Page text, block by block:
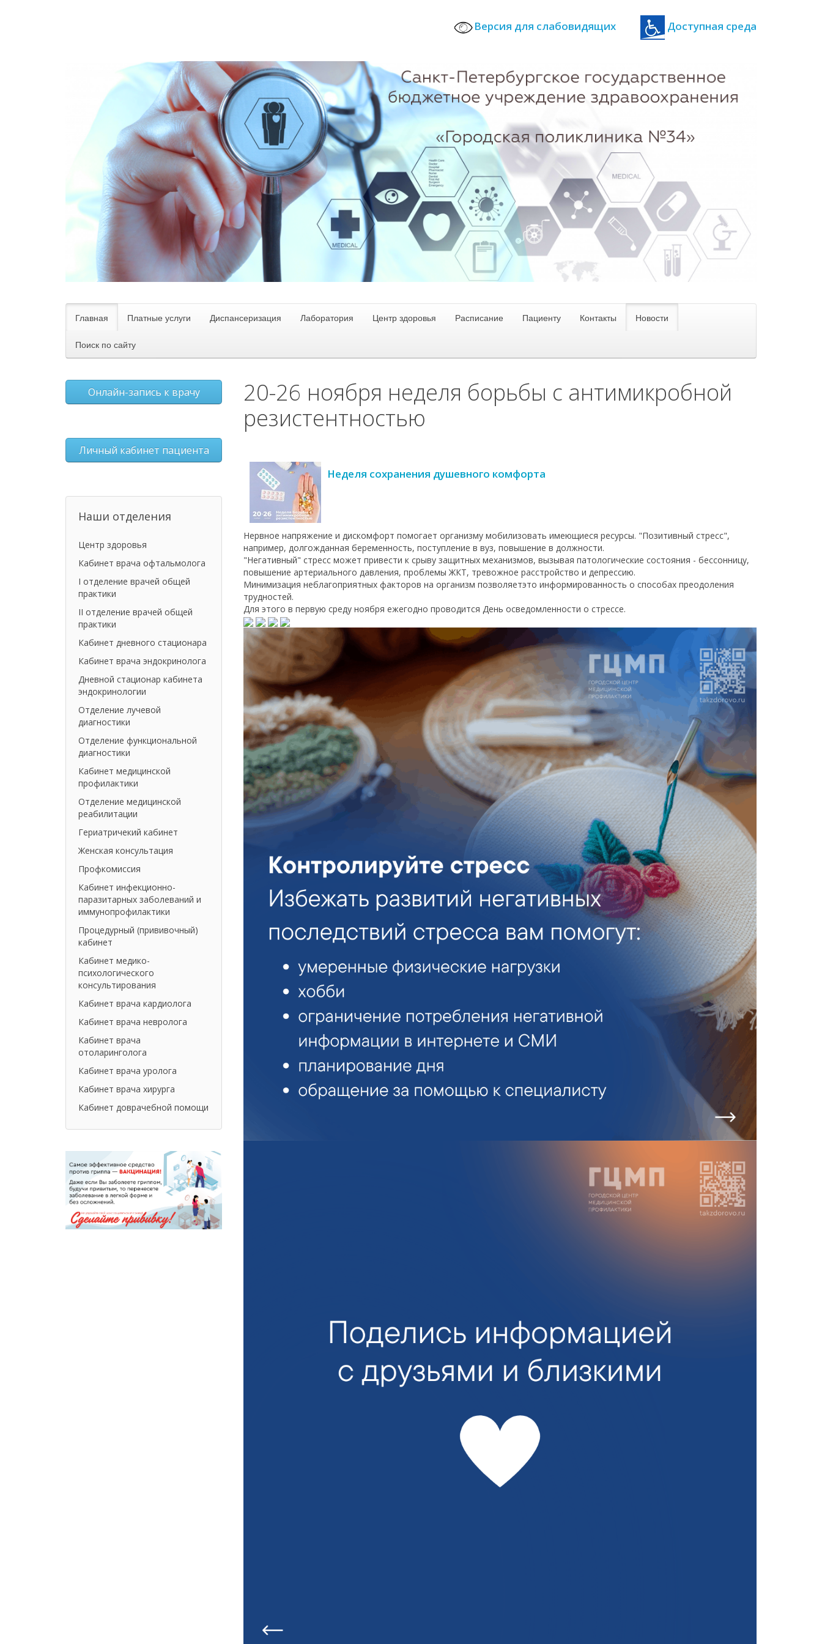
Версия для слабовидящих Доступная среда
Главная Платные услуги Диспансеризация Лаборатория Центр здоровья Расписание Пациенту Контакты Новости
Поиск по сайту
20-26 ноября неделя борьбы с антимикробной
резистентностью
Неделя сохранения душевного комфорта
Нервное напряжение и дискомфорт помогает организму мобилизовать имеющиеся ресурсы. "Позитивный стресс",
например, долгожданная беременность, поступление в вуз, повышение в должности.
"Негативный" стресс может привести к срыву защитных механизмов, вызывая патологические состояния - бессонницу,
повышение артериального давления, проблемы ЖКТ, тревожное расстройство и депрессию.
Минимизация неблагоприятных факторов на организм позволяетэто информированность о способах преодоления
трудностей.
Для этого в первую среду ноября ежегодно проводится День осведомленности о стрессе.
Онлайн-запись к врачу
Личный кабинет пациента
Наши отделения
Центр здоровья
Кабинет врача офтальмолога
I отделение врачей общей
практики
II отделение врачей общей
практики
Кабинет дневного стационара
Кабинет врача эндокринолога
Дневной стационар кабинета
эндокринологии
Отделение лучевой
диагностики
Отделение функциональной
диагностики
Кабинет медицинской
профилактики
Отделение медицинской
реабилитации
Гериатричекий кабинет
Женская консультация
Профкомиссия
Кабинет инфекционно-
паразитарных заболеваний и
иммунопрофилактики
Процедурный (прививочный)
кабинет
Кабинет медико-
психологического
консультирования
Кабинет врача кардиолога
Кабинет врача невролога
Кабинет врача
отоларинголога
Кабинет врача уролога
Кабинет врача хирурга
Кабинет доврачебной помощи